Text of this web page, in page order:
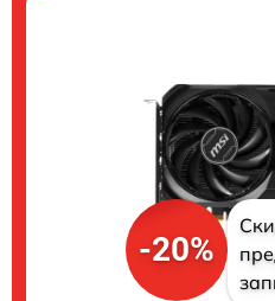
-20%